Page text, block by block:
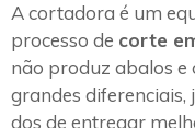
A cortadora é um
processo de corte
não produz abalos e
grandes diferenciais,
dos de entregar